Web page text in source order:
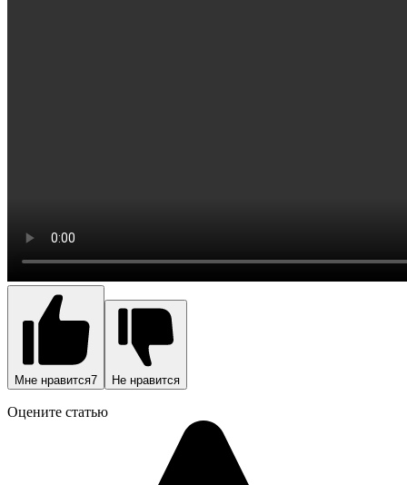
Мне нравится7 Не нравится
Оцените статью